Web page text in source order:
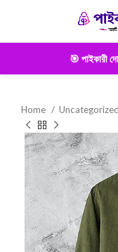
🎯 পাইকারী
Home Uncategorized